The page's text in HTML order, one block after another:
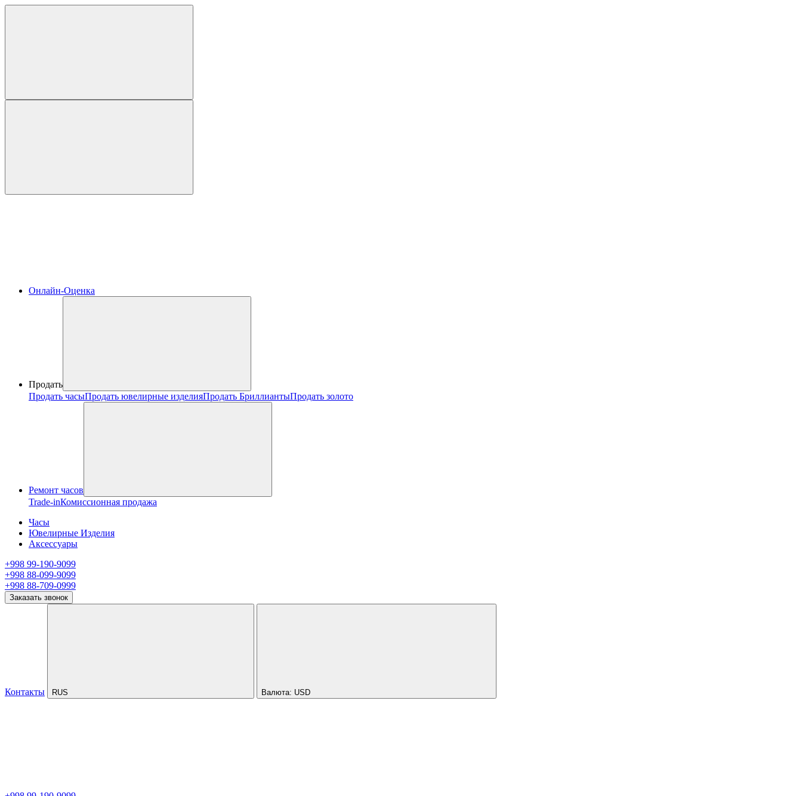
Онлайн-Оценка
Продать
Продать часыПродать ювелирные изделияПродать БриллиантыПродать золото
Ремонт часов
Trade-inКомиссионная продажа
Часы
Ювелирные Изделия
Аксессуары
+998 99-190-9099
+998 88-099-9099
+998 88-709-0999
Заказать звонок
Контакты RUS Валюта: USD